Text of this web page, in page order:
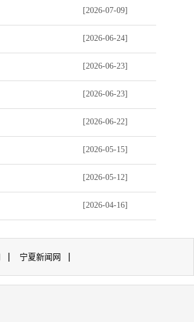
[2026-07-09]
[2026-06-24]
[2026-06-23]
[2026-06-23]
[2026-06-22]
[2026-05-15]
[2026-05-12]
[2026-04-16]
宁夏新闻网